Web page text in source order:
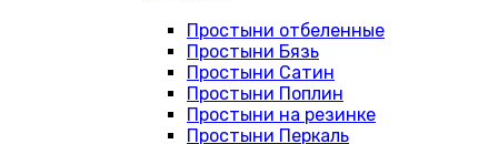
Простыни отбеленные
Простыни Бязь
Простыни Сатин
Простыни Поплин
Простыни на резинке
Простыни Перкаль